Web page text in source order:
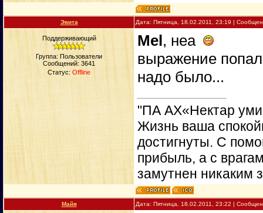
Эвита Дата: Пятница, 18.02.2011, 23:19 |
Поддерживающий
Группа: Пользователи
Сообщений: 3641
Статус: Offline
Mel, неа
выражение
надо было...
"ПА АХ«Нектар
Жизнь ваша
достигнуты. С
прибыль, а с
замутнен никаким
Майя Дата: Пятница, 18.02.2011, 23:22 |